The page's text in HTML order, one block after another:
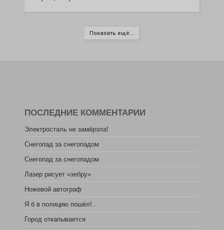
Показать ещё...
ПОСЛЕДНИЕ КОММЕНТАРИИ
Электросталь не замёрзла!
Снегопад за снегопадом
Снегопад за снегопадом
Лазер рисует «зебру»
Ножевой автограф
Я б в полицию пошёл!..
Город откапывается